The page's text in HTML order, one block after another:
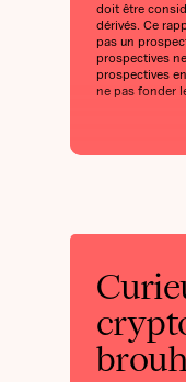
doit être
dérivés. Ce
pas un
prospectives
prospectives
ne pas fonder